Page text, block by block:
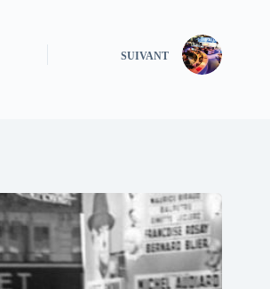
SUIVANT